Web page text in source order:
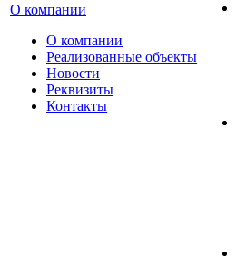
О компании
О компании
Реализованные объекты
Новости
Реквизиты
Контакты